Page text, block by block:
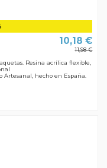
10,18 €
11,98 €
Resina acrílica flexible,
Artesanal, hecho en España.